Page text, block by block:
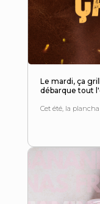
Le mardi, ça
débarque tout
Cet été, la